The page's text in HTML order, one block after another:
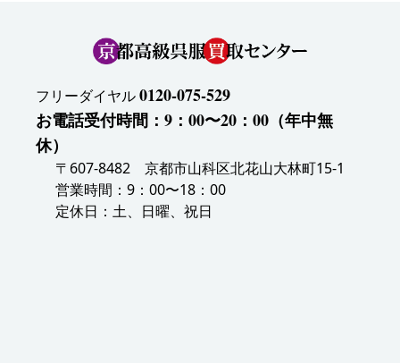
フリーダイヤル0120-075-529
お電話受付時間：9：00〜20：00（年中無
休）
〒607-8482 京都市山科区北花山大林町15-1
営業時間：9：00〜18：00
定休日：土、日曜、祝日